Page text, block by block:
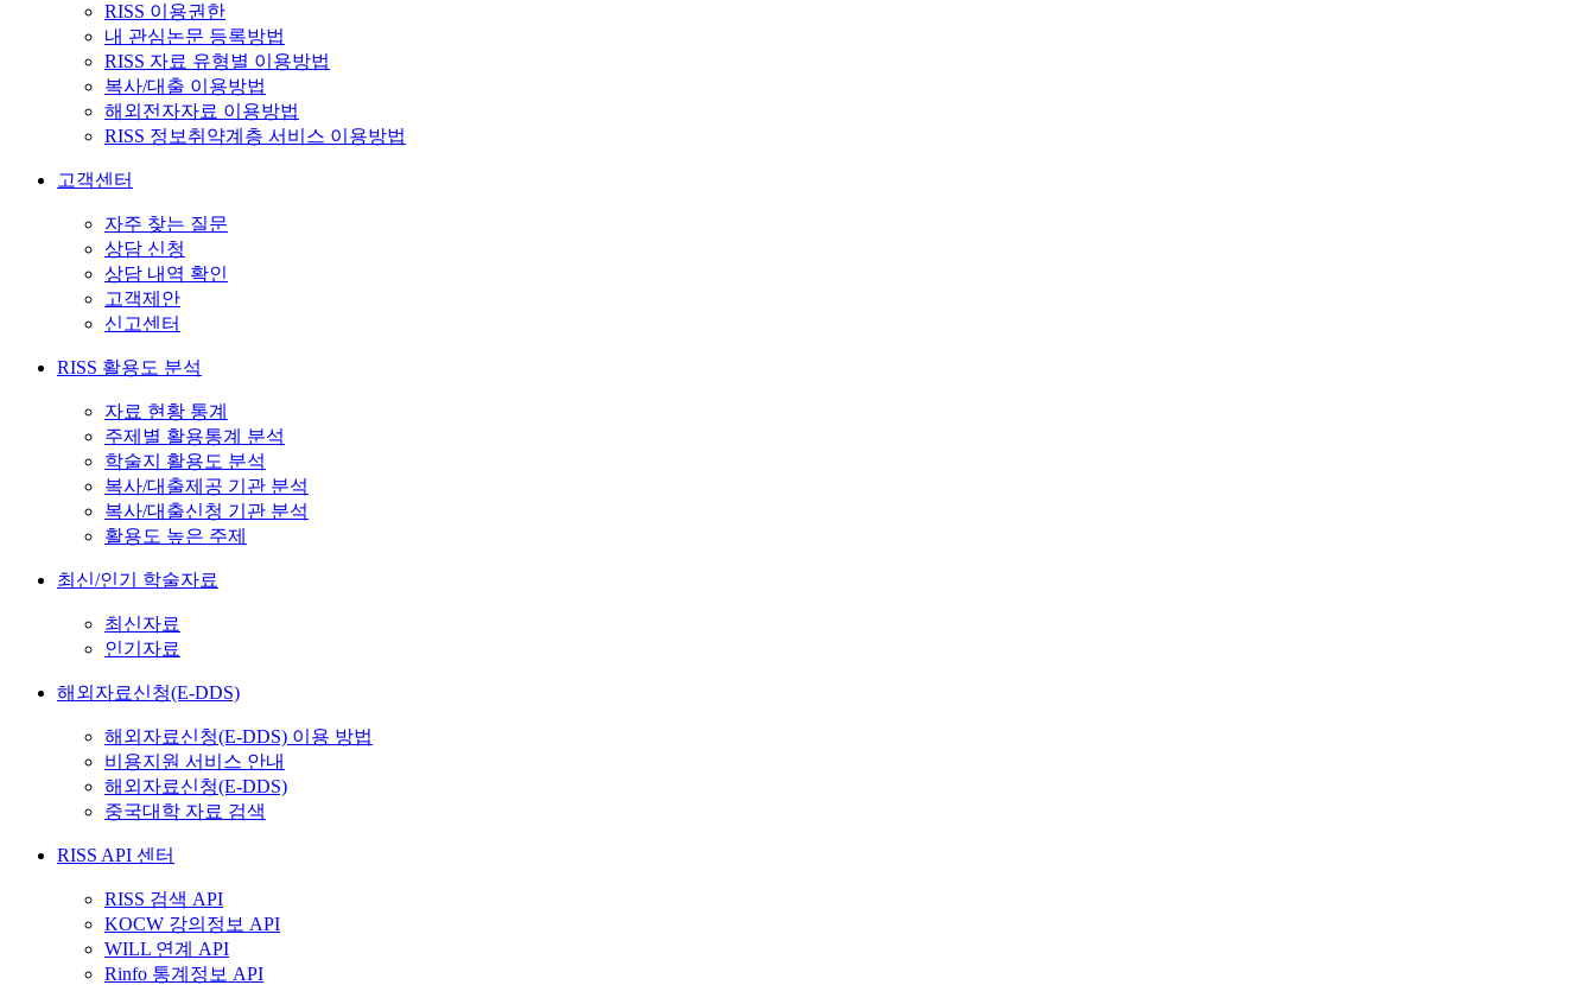
RISS 이용권한
내 관심논문 등록방법
RISS 자료 유형별 이용방법
복사/대출 이용방법
해외전자자료 이용방법
RISS 정보취약계층 서비스 이용방법
고객센터
자주 찾는 질문
상담 신청
상담 내역 확인
고객제안
신고센터
RISS 활용도 분석
자료 현황 통계
주제별 활용통계 분석
학술지 활용도 분석
복사/대출제공 기관 분석
복사/대출신청 기관 분석
활용도 높은 주제
최신/인기 학술자료
최신자료
인기자료
해외자료신청(E-DDS)
해외자료신청(E-DDS) 이용 방법
비용지원 서비스 안내
해외자료신청(E-DDS)
중국대학 자료 검색
RISS API 센터
RISS 검색 API
KOCW 강의정보 API
WILL 연계 API
Rinfo 통계정보 API